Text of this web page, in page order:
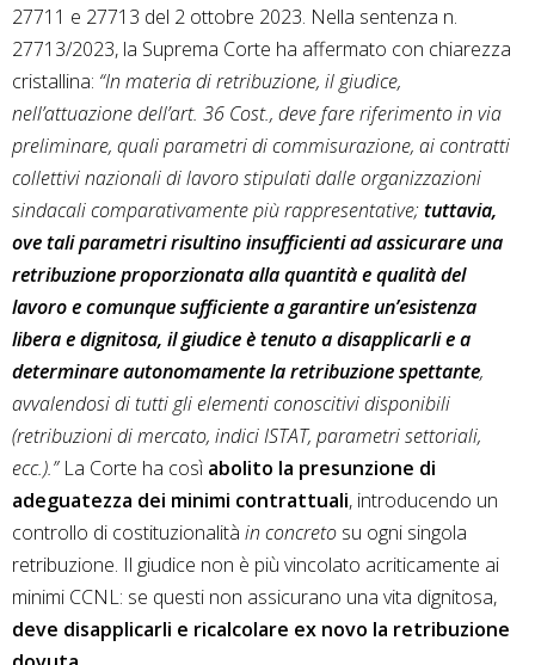
27711 e 27713 del 2 ottobre 2023. Nella sentenza n.
27713/2023, la Suprema Corte ha affermato con chiarezza
cristallina: “In materia di retribuzione, il giudice,
nell’attuazione dell’art. 36 Cost., deve fare riferimento in via
preliminare, quali parametri di commisurazione, ai contratti
collettivi nazionali di lavoro stipulati dalle organizzazioni
sindacali comparativamente più rappresentative;tuttavia,
ove tali parametri risultino insufficienti ad assicurare una
retribuzione proporzionata alla quantità e qualità del
lavoro e comunque sufficiente a garantire un’esistenza
libera e dignitosa, il giudice è tenuto a disapplicarli e a
determinare autonomamente la retribuzione spettante,
avvalendosi di tutti gli elementi conoscitivi disponibili
(retribuzioni di mercato, indici ISTAT, parametri settoriali,
ecc.).” La Corte ha così abolito la presunzione di
adeguatezza dei minimi contrattuali, introducendo un
controllo di costituzionalità in concreto su ogni singola
retribuzione. Il giudice non è più vincolato acriticamente ai
minimi CCNL: se questi non assicurano una vita dignitosa,
deve disapplicarli e ricalcolare ex novo la retribuzione